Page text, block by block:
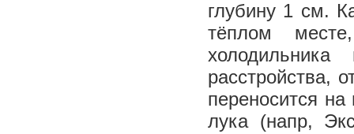
глубину 1 см.
тёплом
расстройства,
переносится
лука (напр,